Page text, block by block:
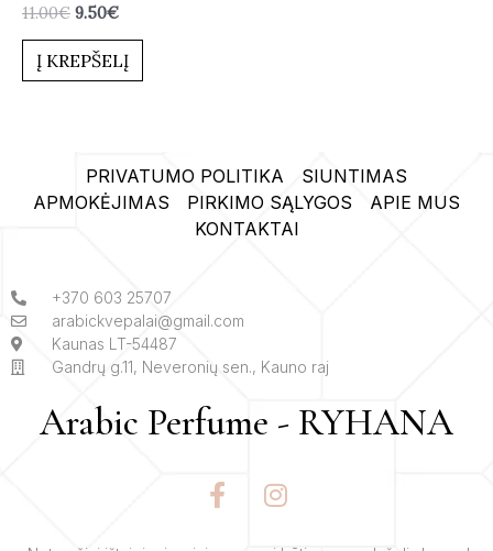
Įvertinimas:
0
iš
11.00€ 9.50€
Į KREPŠELĮ
PRIVATUMO POLITIKA
SIUNTIMAS
APMOKĖJIMAS
PIRKIMO SĄLYGOS
APIE MUS
KONTAKTAI
+370 603 25707
arabickvepalai@gmail.com
Kaunas LT-54487
Gandrų g.11, Neveronių sen., Kauno raj
Arabic Perfume - RYHANA
F
a
I
n